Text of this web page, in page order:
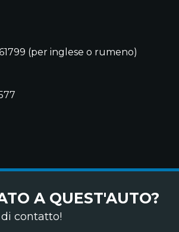
(per inglese o rumeno)
A QUEST'AUTO?
contatto!